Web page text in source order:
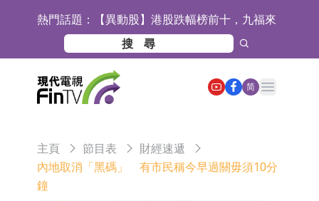
熱門話題： 【異動股】港股跌幅榜前十，九福來
(08611.HK)跌21.43%，天瑞汽車内飾
(06162.HK)跌18.44%
【異動股】港股漲幅榜前十，佳明集
團控股(01271.HK)漲+78.22%，拿森
科技(02261.HK)漲+64.11%
斯迪克：公司為國內摺疊屏核心功能
材料供應商
恒瑞醫藥：公司已在中國獲批上市26
目標客戶的測試認證
上期所：7月份對11個實際控制關系
简
Open main menu
主頁 節目表
財經速遞
內地取消「黑碼」 有市民稱今早過關毋須10分
鐘